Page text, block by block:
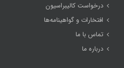
درخواست کالیبراسیون
افتخارات و گواهینامه‌ها
تماس با ما
درباره ما